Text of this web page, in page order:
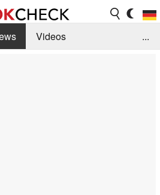
Videos
...